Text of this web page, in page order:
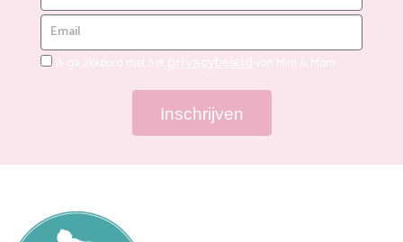
Ik ga akkoord met het privacybeleid van Mini & Mom
Inschrijven